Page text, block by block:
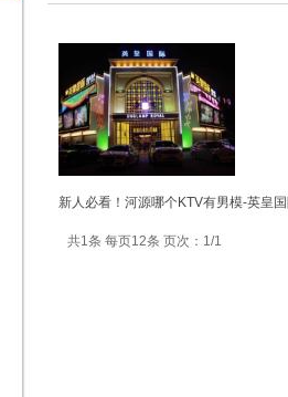
新人必看！河源哪个KTV有男模-英皇
共1条 每页12条 页次：1/1